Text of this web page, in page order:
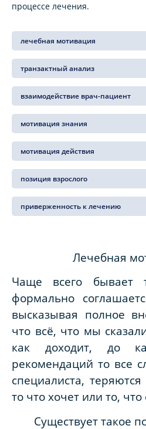
процессе лечения.
лечебная мотивация
транзактный анализ
взаимодействие врач-пациент
мотивация знания
мотивация действия
позиция взрослого
приверженность к лечению
Лечебная
Чаще всего бывает
формально
высказывая полное
что всё, что мы
как доходит, до
рекомендаций то все
специалиста,
то что хочет или то,
Существует такое